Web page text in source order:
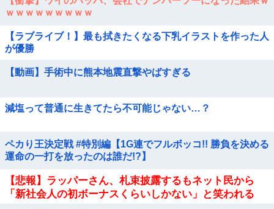
ｗｗｗｗｗｗｗｗｗ
【ラブライブ！】最も拭きたくなる下乳イラストを作った人
が優勝
【動画】手術中に熊本地震直撃やばすぎる
減塩って普通に生きてたら不可能じゃない…？
ペカり王決定戦 #特別編【1G連でフルボッコ!! 勝負を決める
運命の一打を放ったのは誰だ!?】
【悲報】ラッパーさん、札束披露するもネット民から
「新社会人の初ボーナスくらいしかない」と笑われる